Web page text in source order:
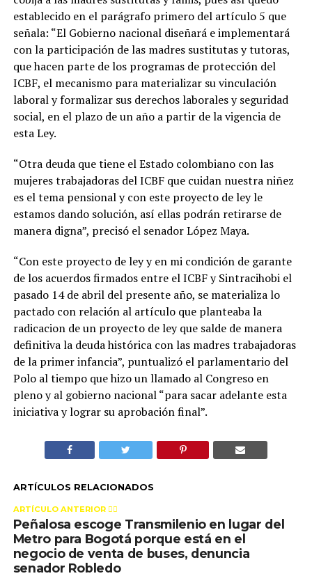
establecido en el parágrafo primero del artículo 5 que
señala: “El Gobierno nacional diseñará e implementará
con la participación de las madres sustitutas y tutoras,
que hacen parte de los programas de protección del
ICBF, el mecanismo para materializar su vinculación
laboral y formalizar sus derechos laborales y seguridad
social, en el plazo de un año a partir de la vigencia de
esta Ley.
“Otra deuda que tiene el Estado colombiano con las
mujeres trabajadoras del ICBF que cuidan nuestra niñez
es el tema pensional y con este proyecto de ley le
estamos dando solución, así ellas podrán retirarse de
manera digna”, precisó el senador López Maya.
“Con este proyecto de ley y en mi condición de garante
de los acuerdos firmados entre el ICBF y Sintracihobi el
pasado 14 de abril del presente año, se materializa lo
pactado con relación al artículo que planteaba la
radicacion de un proyecto de ley que salde de manera
definitiva la deuda histórica con las madres trabajadoras
de la primer infancia”, puntualizó el parlamentario del
Polo al tiempo que hizo un llamado al Congreso en
pleno y al gobierno nacional “para sacar adelante esta
iniciativa y lograr su aprobación final”.
ARTÍCULOS RELACIONADOS
ARTÍCULO ANTERIOR 👉🏻
Peñalosa escoge Transmilenio en lugar del
Metro para Bogotá porque está en el
negocio de venta de buses, denuncia
senador Robledo